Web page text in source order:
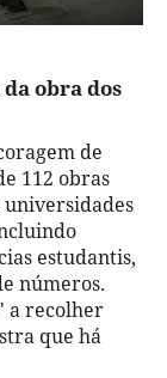
obra dos
de
112 obras
universidades
estudantis,
números.
a recolher
que há